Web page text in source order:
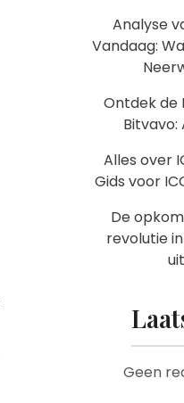
Analyse
Vandaag:
Ontdek de
Alles over
Gids voor
De
revolutie
Geen